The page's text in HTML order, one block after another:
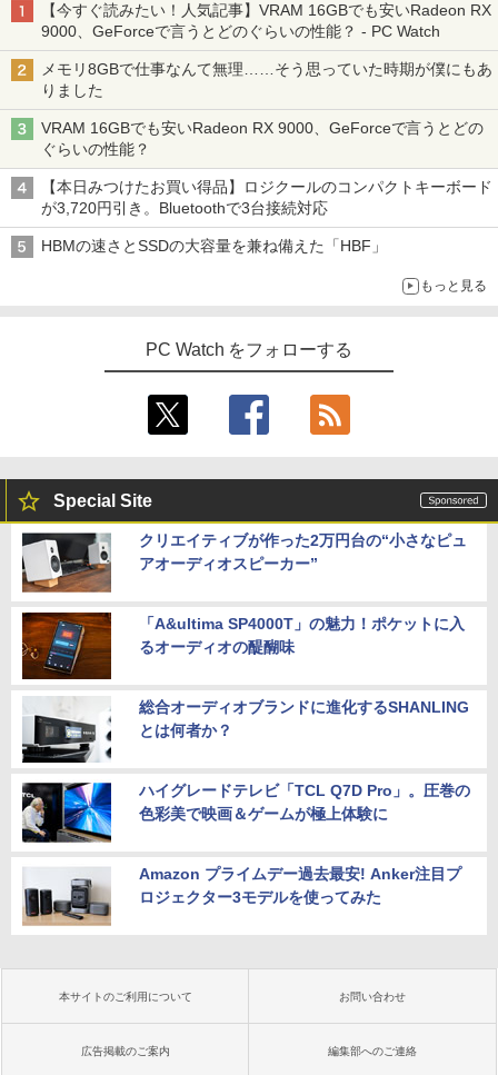
【今すぐ読みたい！人気記事】VRAM 16GBでも安いRadeon RX
9000、GeForceで言うとどのぐらいの性能？ - PC Watch
メモリ8GBで仕事なんて無理……そう思っていた時期が僕にもあ
りました
VRAM 16GBでも安いRadeon RX 9000、GeForceで言うとどの
ぐらいの性能？
【本日みつけたお買い得品】ロジクールのコンパクトキーボード
が3,720円引き。Bluetoothで3台接続対応
HBMの速さとSSDの大容量を兼ね備えた「HBF」
もっと見る
PC Watch をフォローする
Special Site
クリエイティブが作った2万円台の“小さなピュ
アオーディオスピーカー”
「A&ultima SP4000T」の魅力！ポケットに入
るオーディオの醍醐味
総合オーディオブランドに進化するSHANLING
とは何者か？
ハイグレードテレビ「TCL Q7D Pro」。圧巻の
色彩美で映画＆ゲームが極上体験に
Amazon プライムデー過去最安! Anker注目プ
ロジェクター3モデルを使ってみた
本サイトのご利用について お問い合わせ
広告掲載のご案内 編集部へのご連絡